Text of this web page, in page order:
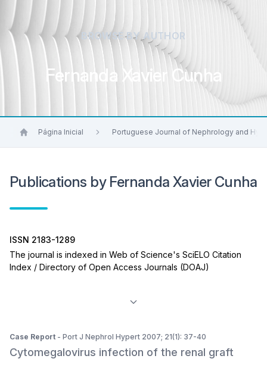
BROWSE BY AUTHOR
Fernanda Xavier Cunha
Página Inicial Portuguese Journal of Nephrology and
Publications by Fernanda Xavier Cunha
ISSN 2183-1289
The journal is indexed in Web of Science's SciELO Citation
Index / Directory of Open Access Journals (DOAJ)
Case Report - Port J Nephrol Hypert 2007; 21(1): 37-40
Cytomegalovirus infection of the renal graft